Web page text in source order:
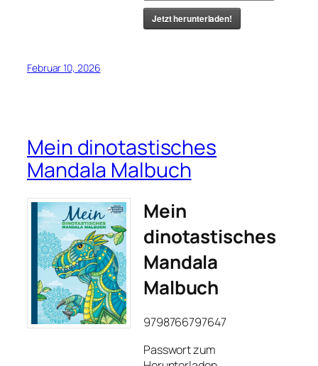
Jetzt herunterladen!
Februar 10, 2026
Mein dinotastisches
Mandala Malbuch
Mein
dinotastisches
Mandala
Malbuch
9798766797647
Passwort zum